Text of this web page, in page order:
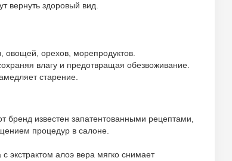
вернуть здоровый вид.
овощей, орехов, морепродуктов.
влагу и предотвращая обезвоживание.
старение.
бренд известен запатентованными рецептами,
процедур в салоне.
экстрактом алоэ вера мягко снимает